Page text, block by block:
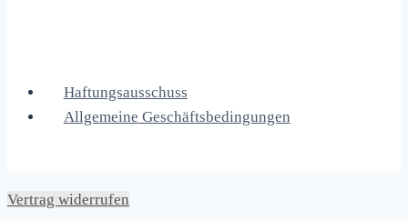
Haftungsausschuss
Allgemeine Geschäftsbedingungen
Vertrag widerrufen